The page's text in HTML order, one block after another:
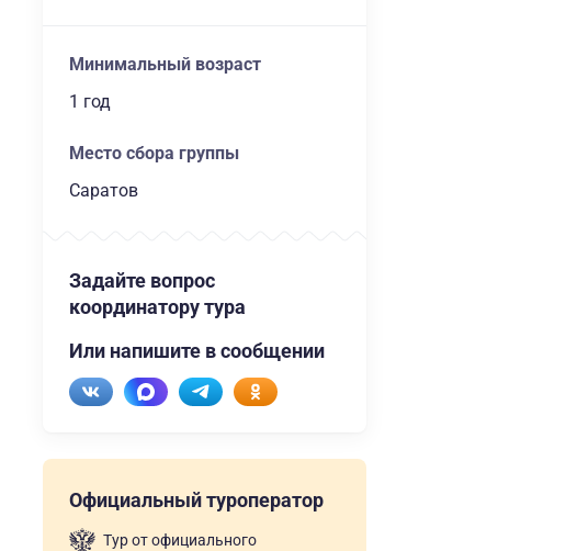
Минимальный возраст
1 год
Место сбора группы
Саратов
Задайте вопрос
координатору тура
Или напишите в сообщении
Официальный туроператор
Тур от официального